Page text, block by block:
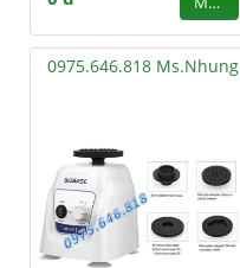
0975.646.818 Ms.Nhung